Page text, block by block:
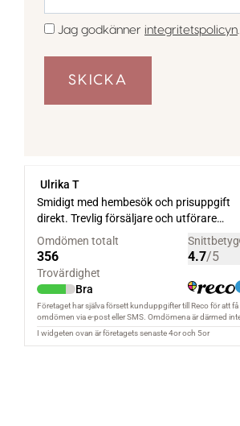
*
Samtycke
Jag godkänner integritetspolicyn.